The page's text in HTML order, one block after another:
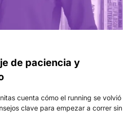
de paciencia y
cuenta cómo el running se volvió
clave para empezar a correr sin